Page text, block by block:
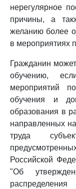
нерегулярное
причины, а
желанию более
в мероприятиях
Гражданин
обучению,
мероприятий
обучения и
образования в
направленных
труда
Российской
"Об